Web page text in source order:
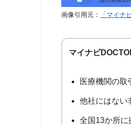
18 MC-ドクター
20 女性医局
画像引用元： 「マイナ
マイナビ
医療機関の取
他社にはない
全国13か所に